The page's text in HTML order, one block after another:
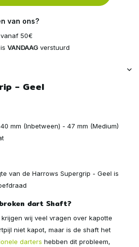
van ons?
50€
VANDAAG verstuurd
- Geel
mm (Inbetween) - 47 mm (Medium)
van de Harrows Supergrip - Geel is
dart Shaft?
wij veel vragen over kapotte
niet kapot, maar is de shaft het
darters hebben dit probleem,